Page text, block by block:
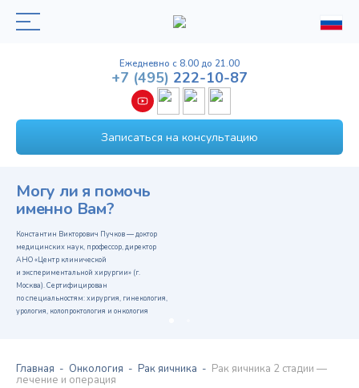
Ежедневно с 8.00 до 21.00
Записаться на консультацию
+7 (495) 222-10-87
Могу ли я помочь
именно Вам?
Константин Викторович Пучков — доктор
медицинских наук, профессор, директор
АНО «Центр клинической
и экспериментальной хирургии» (г.
Москва). Сертифицирован
по специальностям: хирургия, гинекология,
урология, колопроктология и онкология
Главная Онкология Рак яичника Рак яичника 2 стадии —
лечение и операция